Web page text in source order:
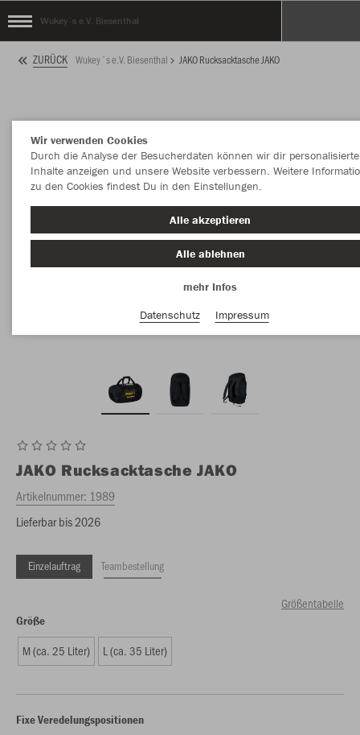
Wukey´s e.V. Biesenthal
ZURÜCK Wukey´s e.V. Biesenthal JAKO Rucksacktasche JAKO
JAKO Rucksacktasche JAKO
Artikelnummer: 1989
Lieferbar bis 2026
Einzelauftrag Teambestellung
Größentabelle
Größe
M (ca. 25 Liter) L (ca. 35 Liter)
Fixe Veredelungspositionen
Wir verwenden Cookies
Durch die Analyse der Besucherdaten können wir dir personalisierte
Inhalte anzeigen und unsere Website verbessern. Weitere
zu den Cookies findest Du in den Einstellungen.
Alle akzeptieren
Alle ablehnen
mehr Infos
Datenschutz
Impressum